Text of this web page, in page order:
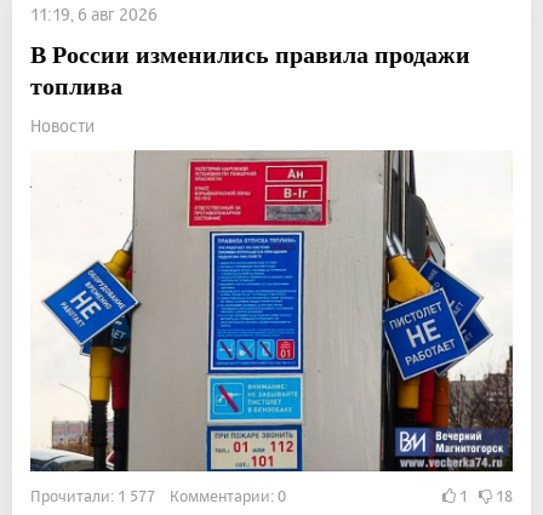
11:19, 6 авг 2026
В России изменились правила продажи
топлива
Новости
Прочитали: 1 577 Комментарии: 0 1 18